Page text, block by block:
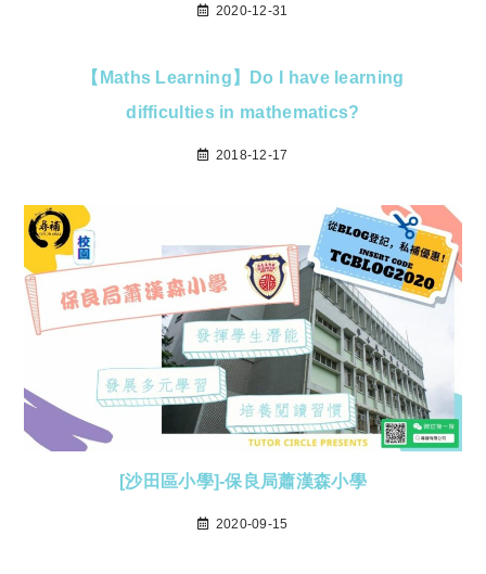
2020-12-31
【Maths Learning】Do I have learning
difficulties in mathematics?
2018-12-17
[沙田區小學]-保良局蕭漢森小學
2020-09-15